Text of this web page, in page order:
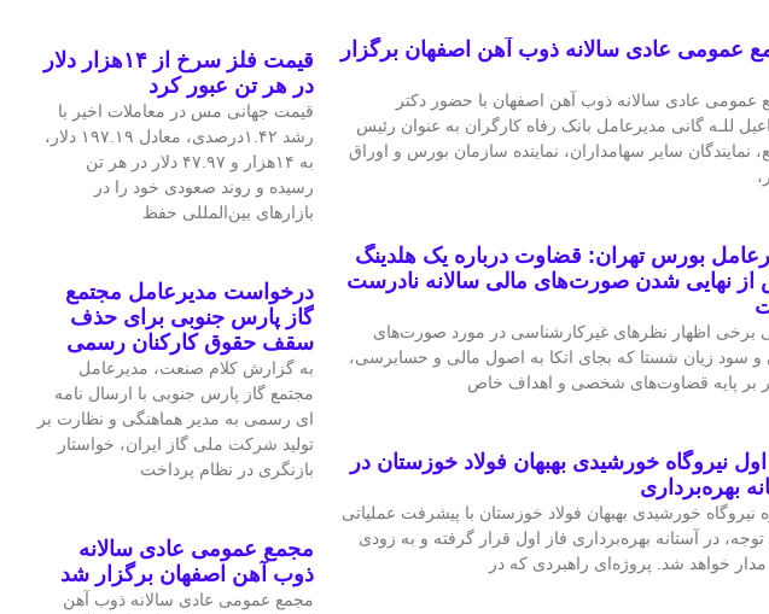
عمومی عادی سالانه ذوب آهن اصفهان برگزار
عمومی عادی سالانه ذوب آهن اصفهان با حضور دکتر
للـه گانی مدیرعامل بانک رفاه کارگران به عنوان رئیس
نمایندگان سایر سهامداران، نماینده سازمان بورس و اوراق
بورس تهران: قضاوت درباره یک هلدینگ
از نهایی شدن صورت‌های مالی سالانه نادرست
برخی اظهار نظرهای غیرکارشناسی در مورد صورت‌های
و سود زیان شستا که بجای اتکا به اصول مالی و حسابرسی،
بر پایه قضاوت‌‌های شخصی و اهداف خاص
اول نیروگاه خورشیدی بهبهان فولاد خوزستان در
بهره‌برداری
نیروگاه خورشیدی بهبهان فولاد خوزستان با پیشرفت عملیاتی
توجه، در آستانه بهره‌برداری فاز اول قرار گرفته و به‌ زودی
مدار خواهد شد. پروژه‌ای راهبردی که در
قیمت فلز سرخ از ۱۴هزار دلار
در هر تن عبور کرد
قیمت جهانی مس در معاملات اخیر با
رشد ۱.۴۲درصدی، معادل ۱۹۷.۱۹ دلار،
به ۱۴هزار و ۴۷.۹۷ دلار در هر تن
رسیده و روند صعودی خود را در
بازارهای بین‌المللی حفظ
درخواست مدیرعامل مجتمع
گاز پارس جنوبی برای حذف
سقف حقوق کارکنان رسمی
به گزارش کلام صنعت، مدیرعامل
مجتمع گاز پارس جنوبی با ارسال نامه
ای رسمی به مدیر هماهنگی و نظارت بر
تولید شرکت ملی گاز ایران، خواستار
بازنگری در نظام پرداخت
مجمع عمومی عادی سالانه
ذوب آهن اصفهان برگزار شد
مجمع عمومی عادی سالانه ذوب آهن